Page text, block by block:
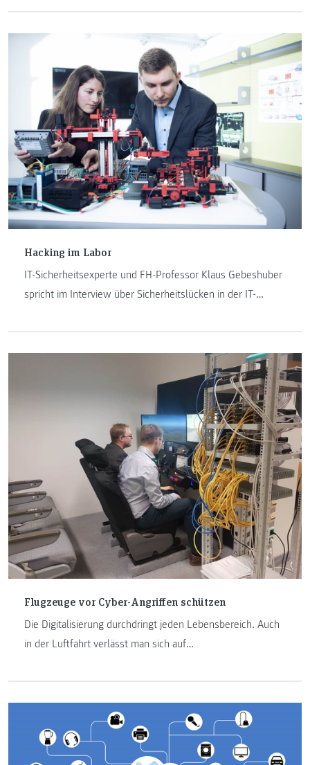
Hacking im Labor
IT-Sicherheitsexperte und FH-Professor Klaus Gebeshuber
spricht im Interview über Sicherheitslücken in der IT-
Und er gibt wichtige IT-Sicherheitstipps.
Flugzeuge vor Cyber-Angriffen schützen
Die Digitalisierung durchdringt jeden Lebensbereich. Auch
in der Luftfahrt verlässt man sich auf
Luftfahrt / Aviation und Internet-Technologien & -
Anwendungen der FH JOANNEUM.